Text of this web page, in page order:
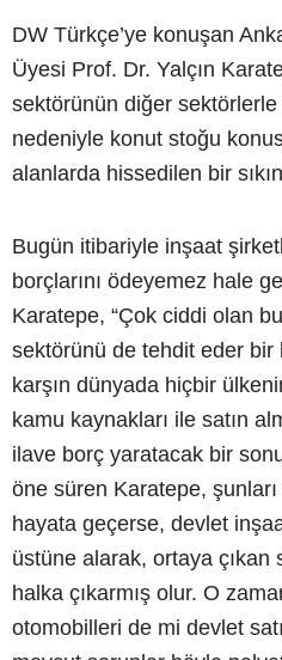
DW Türkçe’ye konuşan
Üyesi Prof. Dr. Yalçın
sektörünün diğer sektörlerle
nedeniyle konut stoğu
alanlarda hissedilen bir
Bugün itibariyle inşaat
borçlarını ödeyemez hale
Karatepe, “Çok ciddi olan
sektörünü de tehdit eder bir
karşın dünyada hiçbir
kamu kaynakları ile satın
ilave borç yaratacak bir
öne süren Karatepe,
hayata geçerse, devlet
üstüne alarak, ortaya çıkan
halka çıkarmış olur. O
otomobilleri de mi devlet